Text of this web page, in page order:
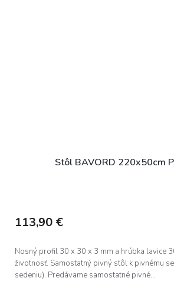
Stôl BAVORD 220x50cm
produktu
je
z
5
hviezdičiek.
113,90 €
Nosný profil 30 x 30 x 3 mm a hrúbka lavice
životnosť. Samostatný pivný stôl k pivnému
sedeniu). Predávame samostatné pivné...